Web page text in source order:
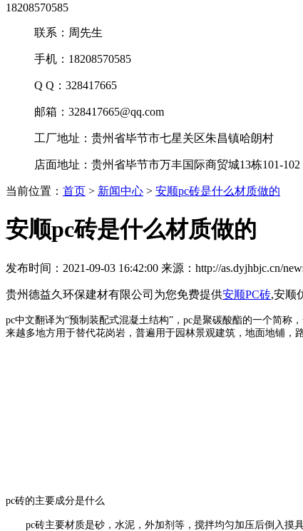
18208570585
联系：周先生
手机：18208570585
Q Q：328417665
邮箱：328417665@qq.com
工厂地址：贵州省毕节市七星关区朱昌镇哈朗村
店面地址：贵州省毕节市万丰国际商贸城13栋101-102
当前位置： 首页 > 新闻中心 > 安顺pc砖是什么材质做的
安顺pc砖是什么材质做的
发布时间：2021-09-03 16:42:00 来源：http://as.dyjhbjc.cn/
贵州德益久环保建材有限公司为您免费提供安顺PC砖,安顺
pc中文翻译为“预制装配式混凝土结构”，pc是聚碳酸酯的一个简
来越多地方用于替代花岗岩，普遍用于园林景观建筑，地面地铺，
pc砖的主要成分是什么
pc砖主要材质是砂，水泥，外加剂等，搅拌均匀加压后倒入摸